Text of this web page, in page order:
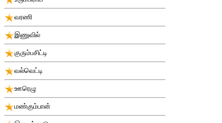
வரணி
இணுவில்
குரும்பசிட்டி
வல்வெட்டி
ஊரெழு
மண்கும்பான்